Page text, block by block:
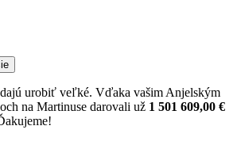
urobiť veľké. Vďaka vašim Anjelským
na Martinuse darovali už 1 501 609,00 €